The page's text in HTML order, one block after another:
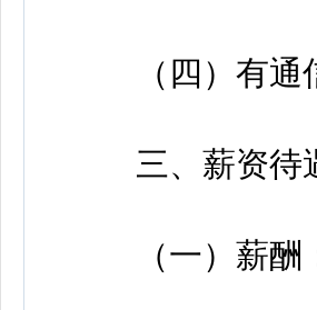
（四）有通
三、薪资待
（一）薪酬：